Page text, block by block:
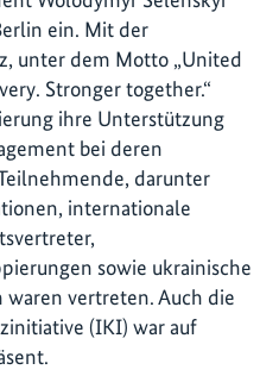
ein. Mit der
unter dem Motto „United
Stronger together.“
ihre Unterstützung
bei deren
darunter
internationale
sowie ukrainische
vertreten. Auch die
(IKI) war auf